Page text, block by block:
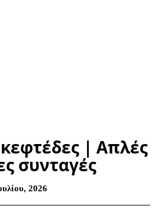
| Απλές
συνταγές
2026